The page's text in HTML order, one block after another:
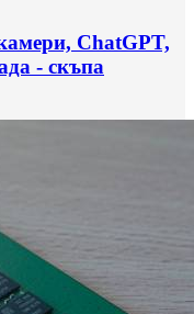
ChatGPT,
- скъпа